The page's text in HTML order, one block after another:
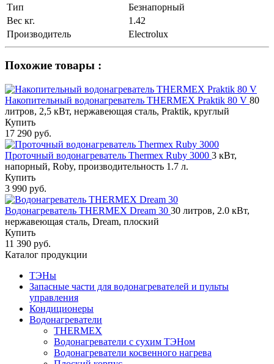
Тип
Безнапорный
Вес кг.
1.42
Производитель
Electrolux
Похожие товары :
Накопительный водонагреватель THERMEX Praktik 80 V 80
литров, 2,5 кВт, нержавеющая сталь, Praktik, круглый
Купить
17 290 руб.
Проточный водонагреватель Thermex Ruby 3000 3 кВт,
напорный, Roby, производительность 1.7 л.
Купить
3 990 руб.
Водонагреватель THERMEX Dream 30 30 литров, 2.0 кВт,
нержавеющая сталь, Dream, плоский
Купить
11 390 руб.
Каталог продукции
ТЭНы
Запасные части для водонагревателей и пульты
управления
Кондиционеры
Водонагреватели
THERMEX
Водонагреватели с сухим ТЭНом
Водонагреватели косвенного нагрева